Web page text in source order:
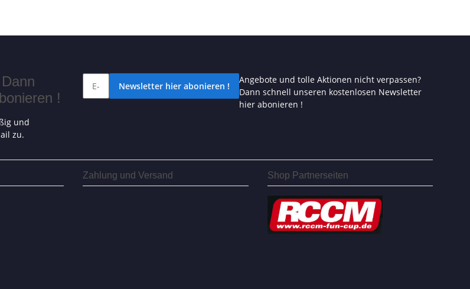
!
und
zu.
Newsletter hier abonieren !
Angebote und tolle Aktionen nicht verpassen?
Dann schnell unseren kostenlosen Newsletter
hier abonieren !
Zahlung und Versand Shop Partnerseiten